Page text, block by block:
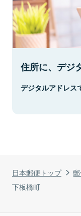
日本郵便トップ
下板橋町
住所に、デジ
デジタルアドレス